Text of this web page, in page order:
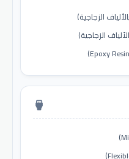
settings_input_hdmi